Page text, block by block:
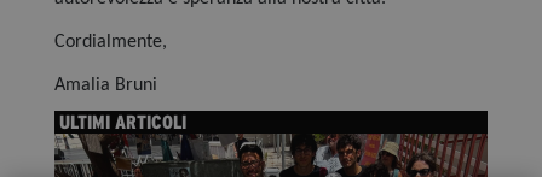
Cordialmente,
Amalia Bruni
ULTIMI ARTICOLI